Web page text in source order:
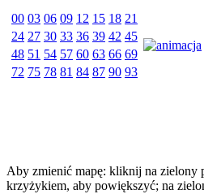
00 03 06 09 12 15 18 21
24 27 30 33 36 39 42 45
48 51 54 57 60 63 66 69
72 75 78 81 84 87 90 93
Aby zmienić mapę: kliknij na zielony
krzyżykiem, aby powiększyć; na